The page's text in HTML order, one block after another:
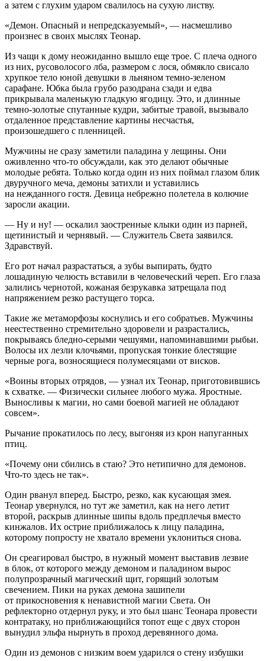
а затем с глухим ударом свалилось на сухую листву.
«Демон. Опасный и непредсказуемый», — насмешливо
произнес в своих мыслях Теонар.
Из чащи к дому неожиданно вышло еще трое. С плеча одного
из них, русоволосого лба, размером с лося, обмякло свисало
хрупкое тело юной девушки в льняном темно-зеленом
сарафане. Юбка была грубо разодрана сзади и едва
прикрывала маленькую гладкую ягодицу. Это, и длинные
темно-золотые спутанные кудри, забитые травой, вызывало
отдаленное представление картины несчастья,
произошедшего с пленницей.
Мужчины не сразу заметили паладина у лещины. Они
оживленно что-то обсуждали, как это делают обычные
молодые ребята. Только когда один из них поймал глазом блик
двуручного меча, демоны затихли и уставились
на нежданного гостя. Девица небрежно полетела в колючие
заросли акации.
— Ну и ну! — оскалил заостренные клыки один из парней,
щетинистый и чернявый. — Служитель Света заявился.
Здравствуй.
Его рот начал разрастаться, а зубы выпирать, будто
лошадиную челюсть вставили в человеческий череп. Его глаза
залились чернотой, кожаная безрукавка затрещала под
напряжением резко растущего торса.
Такие же метаморфозы коснулись и его собратьев. Мужчины
неестественно стремительно здоровели и разрастались,
покрываясь бледно-серыми чешуями, напоминавшими рыбьи.
Волосы их лезли клочьями, пропуская тонкие блестящие
черные рога, возносящиеся полумесяцами от висков.
«Воины вторых отрядов, — узнал их Теонар, приготовившись
к схватке. — Физически сильнее любого мужа. Яростные.
Выносливы к магии, но сами боевой магией не обладают
совсем».
Рычание прокатилось по лесу, выгоняя из крон напуганных
птиц.
«Почему они сбились в стаю? Это нетипично для демонов.
Что-то здесь не так».
Один рванул вперед. Быстро, резко, как кусающая змея.
Теонар увернулся, но тут же заметил, как на него летит
второй, раскрыв длинные шипы вдоль предплечья вместо
кинжалов. Их острие приближалось к лицу паладина,
которому попросту не хватало времени уклониться снова.
Он среагировал быстро, в нужный момент выставив лезвие
в блок, от которого между демоном и паладином вырос
полупрозрачный магический щит, горящий золотым
свечением. Пики на руках демона зашипели
от прикосновения к ненавистной магии Света. Он
рефлекторно отдернул руку, и это был шанс Теонара провести
контратаку, но приближающийся топот еще с двух сторон
вынудил эльфа нырнуть в проход деревянного дома.
Один из демонов с низким воем ударился о стену избушки